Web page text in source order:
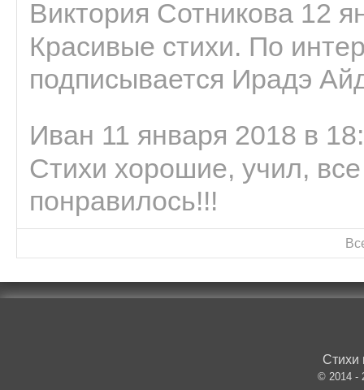
Виктория Сотникова 12
Красивые стихи. По
подписывается Ирадэ
Иван 11 января 2018 в
Стихи хорошие, учил,
понравилось!!!
Стихи
© 2014 -